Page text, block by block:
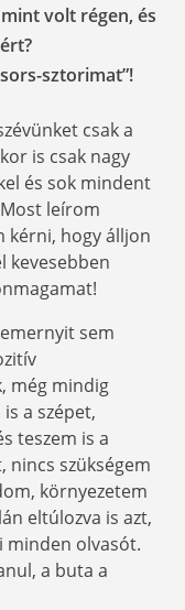
volt régen, és
sztorimat”!
csak a
is csak nagy
és sok mindent
leírom
kérni, hogy álljon
kevesebben
sem
még mindig
a szépet,
teszem is a
nincs szükségem
környezetem
eltúlozva is azt,
minden olvasót.
a buta a